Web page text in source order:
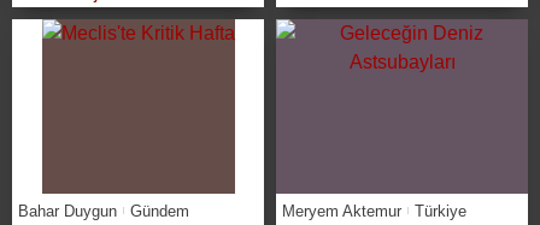
Bahar Duygun Gündem Meryem Aktemur Türkiye